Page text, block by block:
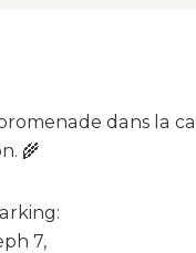
dans la
🌾
7,